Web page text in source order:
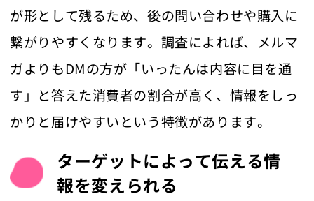
が形として残るため、後の問い合わせや購入に
繋がりやすくなります。調査によれば、メルマ
ガよりもDMの方が「いったんは内容に目を通
す」と答えた消費者の割合が高く、情報をしっ
かりと届けやすいという特徴があります。
ターゲットによって伝える情
報を変えられる